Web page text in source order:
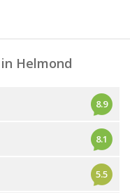
Helmond
8.9
8.1
5.5